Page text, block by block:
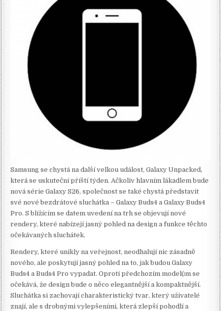
Samsung se chystá na další velkou událost, Galaxy Unpacked,
která se uskuteční příští týden. Ačkoliv hlavním lákadlem bude
nová série Galaxy S26, společnost se také chystá představit
své nové bezdrátové sluchátka – Galaxy Buds4 a Galaxy Buds4
Pro. S blížícím se datem uvedení na trh se objevují nové
rendery, které nabízejí jasný pohled na design a funkce těchto
očekávaných sluchátek.
Rendery, které unikly na veřejnost, neodhalují nic zásadně
nového, ale poskytují jasný pohled na to, jak budou Galaxy
Buds4 a Buds4 Pro vypadat. Oproti předchozím modelům se
očekává, že design bude o něco elegantnější a kompaktnější.
Sluchátka si zachovají charakteristický tvar, který uživatelé
znají, ale s drobnými vylepšeními, která zlepší pohodlí a